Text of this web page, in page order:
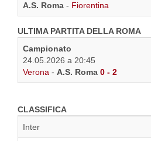
A.S. Roma - Fiorentina
ULTIMA PARTITA DELLA ROMA
Campionato
24.05.2026 a 20:45
Verona - A.S. Roma 0 - 2
CLASSIFICA
Inter